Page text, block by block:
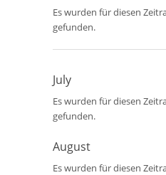
Es wurden für diesen
gefunden.
July
Es wurden für diesen
gefunden.
August
Es wurden für diesen